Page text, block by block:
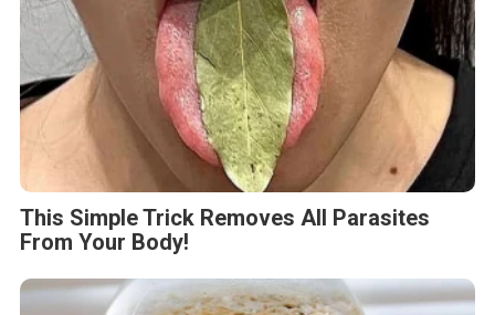
This Simple Trick Removes All Parasites
From Your Body!